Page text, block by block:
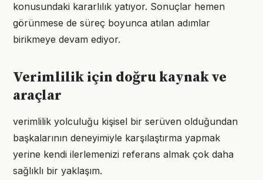
konusundaki kararlılık yatıyor. Sonuçlar hemen
görünmese de süreç boyunca atılan adımlar
birikmeye devam ediyor.
Verimlilik için doğru kaynak ve
araçlar
verimlilik yolculuğu kişisel bir serüven olduğundan
başkalarının deneyimiyle karşılaştırma yapmak
yerine kendi ilerlemenizi referans almak çok daha
sağlıklı bir yaklaşım.